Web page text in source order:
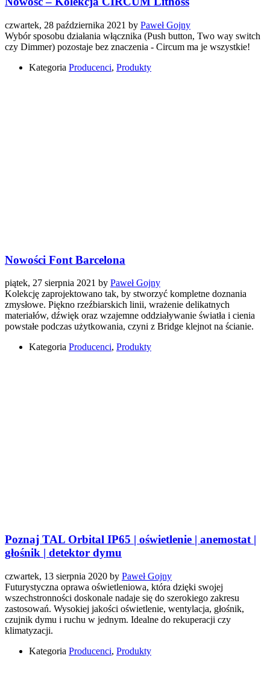
czwartek, 28 października 2021 by Paweł Gojny
Wybór sposobu działania włącznika (Push button, Two way switch
czy Dimmer) pozostaje bez znaczenia - Circum ma je wszystkie!
Kategoria Producenci, Produkty
Nowości Font Barcelona
piątek, 27 sierpnia 2021 by Paweł Gojny
Kolekcję zaprojektowano tak, by stworzyć kompletne doznania
zmysłowe. Piękno rzeźbiarskich linii, wrażenie delikatnych
materiałów, dźwięk oraz wzajemne oddziaływanie światła i cienia
powstałe podczas użytkowania, czyni z Bridge klejnot na ścianie.
Kategoria Producenci, Produkty
Poznaj TAL Orbital IP65 | oświetlenie | anemostat |
głośnik | detektor dymu
czwartek, 13 sierpnia 2020 by Paweł Gojny
Futurystyczna oprawa oświetleniowa, która dzięki swojej
wszechstronności doskonale nadaje się do szerokiego zakresu
zastosowań. Wysokiej jakości oświetlenie, wentylacja, głośnik,
czujnik dymu i ruchu w jednym. Idealne do rekuperacji czy
klimatyzacji.
Kategoria Producenci, Produkty